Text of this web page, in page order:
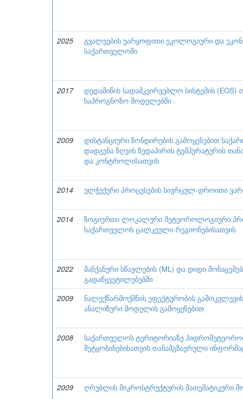
2025
გვალვების უარყოფითი ეკოლოგიური და
საქართველოში
2017
დედამიწის სადამკვირვებლო სისტემის (EOS)
საპროგნოზო მოდელებში
2009
დისტანციური ზონდირების გამოყენებით
დადგენა ზღვის ზედაპირის ტემპერატურის
და კონტროლისათვის
2014
ელჭექური პროცესების სივრცულ-დროითი
2014
ზოგიერთი ლოკალური მეტეოროლოგიური
საქართველოს ცალკეული რეგიონებისათვის
2022
მანქანური სწავლების (ML) და დიდი
გადაწყვეტილებებში
2009
ნალექწარმოქმნის ეფექტურობის
ანალიზური მოდელის გამოყენებით
2008
საქართველოს ტერიტორიაზე
შეტყობინებისათვის თანამგზავრული
2009
ღრუბლის მიკროსტრუქტურის მათემატიკური